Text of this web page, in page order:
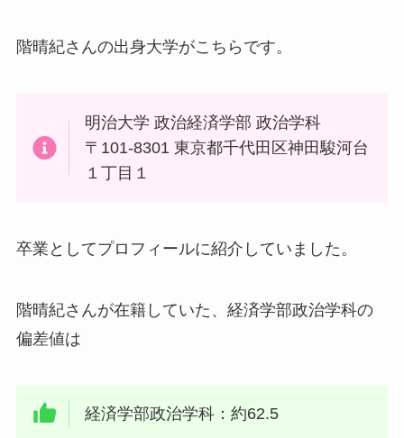
階晴紀さんの出身大学がこちらです。
明治大学 政治経済学部 政治学科
〒101-8301 東京都千代田区神田駿河台
１丁目１
卒業としてプロフィールに紹介していました。
階晴紀さんが在籍していた、経済学部政治学科の
偏差値は
経済学部政治学科：約62.5